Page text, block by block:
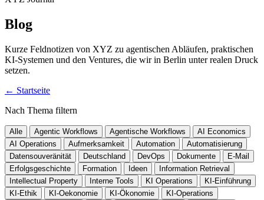
Blog
Kurze Feldnotizen von XYZ zu agentischen Abläufen, praktischen
KI-Systemen und den Ventures, die wir in Berlin unter realen Druck
setzen.
← Startseite
Nach Thema filtern
Alle Agentic Workflows Agentische Workflows
AI Economics
AI Operations
Aufmerksamkeit Automation
Automatisierung
Datensouveränität
Deutschland DevOps Dokumente
E-Mail
Erfolgsgeschichte
Formation Ideen
Information Retrieval
Intellectual Property
Interne Tools KI Operations
KI-Einführung
KI-Ethik
KI-Oekonomie KI-Ökonomie
KI-Operations